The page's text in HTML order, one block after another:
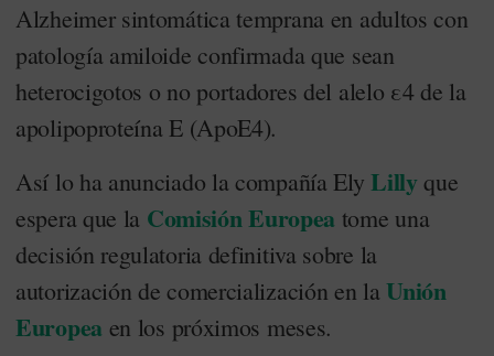
Alzheimer sintomática temprana en adultos con
patología amiloide confirmada que sean
heterocigotos o no portadores del alelo ε4 de la
apolipoproteína E (ApoE4).
Así lo ha anunciado la compañía ElyLillyque
espera que la Comisión Europea tome una
decisión regulatoria definitiva sobre la
autorización de comercialización en laUnión
Europeaen los próximos meses.